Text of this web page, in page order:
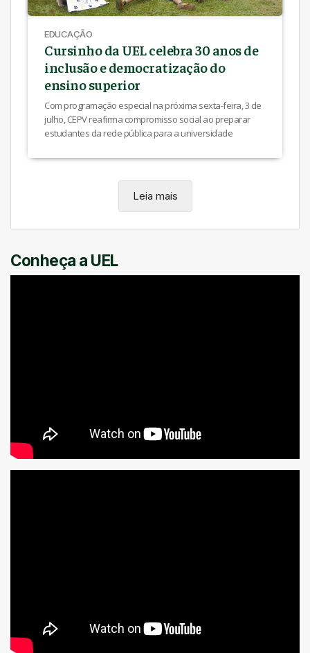
EDUCAÇÃO
Cursinho da UEL celebra 30 anos de
inclusão e democratização do
ensino superior
Com programação especial na próxima sexta-feira, 3 de
julho, CEPV reafirma compromisso social ao preparar
estudantes da rede pública para a universidade
Leia mais
Conheça a UEL